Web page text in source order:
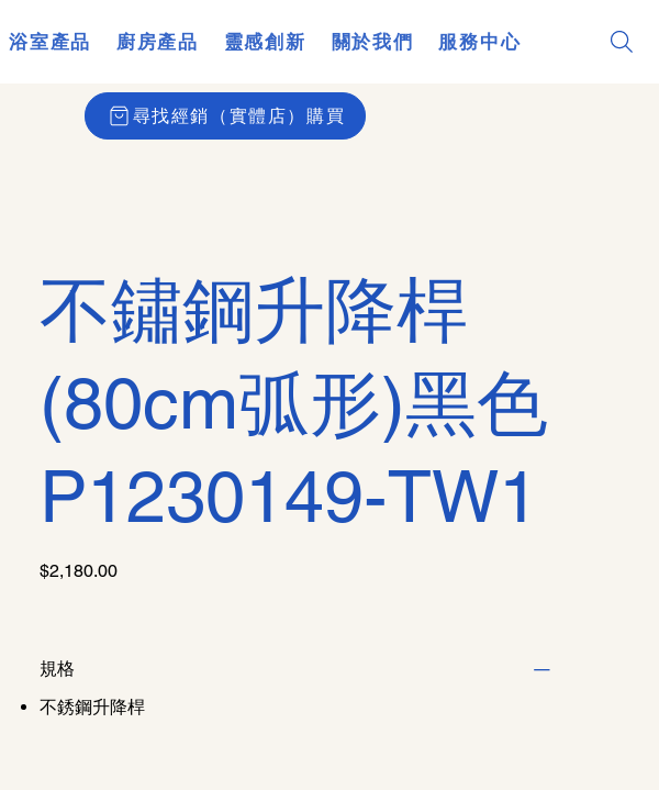
浴室產品 廚房產品 靈感創新 關於我們 服務中心
不鏽鋼升降桿
(80cm弧形)黑色
P1230149-TW1
價
格
$2,180.00
規格
不銹鋼升降桿
尋找經銷（實體店）購買